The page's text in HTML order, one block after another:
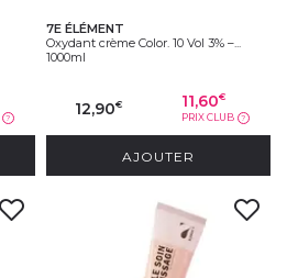
?
7E ÉLÉMENT
Oxydant crème Color. 10 Vol 3% –...
1000ml
12,90€ 11,60€
PRIX CLUB ?
AJOUTER